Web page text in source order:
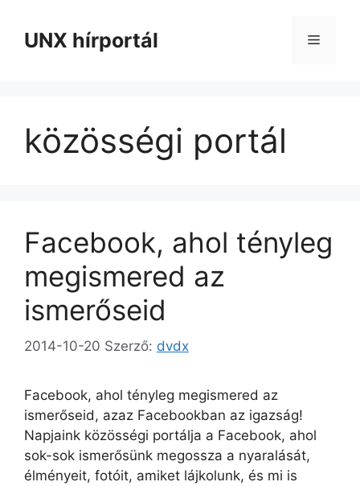
tartalomba
UNX hírportál Menü
közösségi portál
Facebook, ahol tényleg
megismered az
ismerőseid
2014-10-20 Szerző: dvdx
Facebook, ahol tényleg megismered az
ismerőseid, azaz Facebookban az igazság!
Napjaink közösségi portálja a Facebook, ahol
sok-sok ismerősünk megossza a nyaralását,
élményeit, fotóit, amiket lájkolunk, és mi is